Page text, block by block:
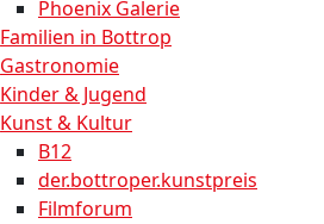
Phoenix Galerie
Familien in Bottrop
Gastronomie
Kinder & Jugend
Kunst & Kultur
B12
der.bottroper.kunstpreis
Filmforum